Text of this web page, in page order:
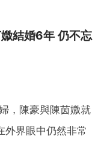
結婚6年 仍不忘
，陳豪與陳茵媺就
外界眼中仍然非常